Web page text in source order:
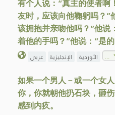
有个人说：“真主的使者
友时，应该向他鞠躬吗？”
该拥抱并亲吻他吗？”他说
着他的手吗？”他说：“是
عربي الإنجليزية الأوردية
如果一个男人－或一个女
你，你就朝他扔石块，砸
感到内疚。